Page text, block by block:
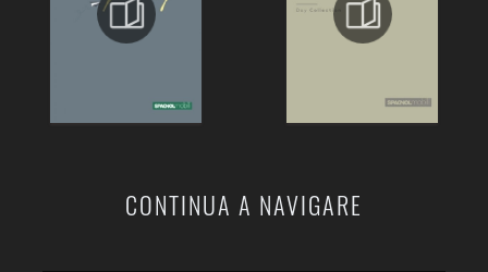
CONTINUA A NAVIGARE